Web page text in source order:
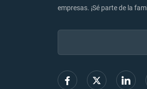
empresas. ¡Sé parte de la
Email: